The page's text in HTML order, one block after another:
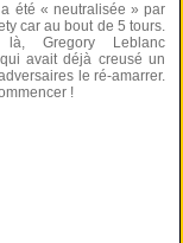
été « neutralisée » par
car au bout de 5 tours.
Gregory Leblanc
avait déjà creusé un
le ré-amarrer.
!